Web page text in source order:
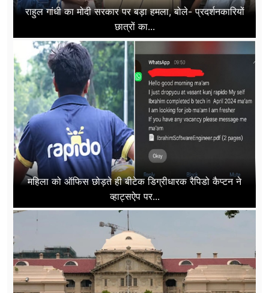
राहुल गांधी का मोदी सरकार पर बड़ा हमला, बोले- प्रदर्शनकारियों
छात्रों का...
महिला को ऑफिस छोड़ते ही बीटेक डिग्रीधारक रैपिडो कैप्टन ने
व्हाट्सऐप पर...